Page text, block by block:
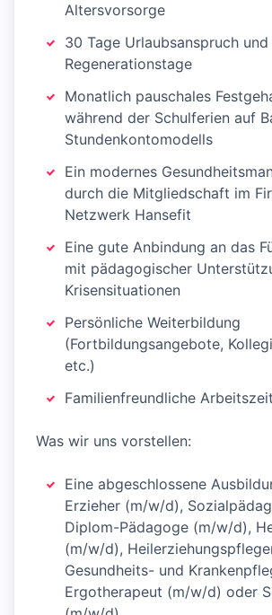
Altersvorsorge
30 Tage Urlaubsanspruch und
Regenerationstage
Monatlich pauschales
während der Schulferien auf
Stundenkontomodells
Ein modernes
durch die Mitgliedschaft im
Netzwerk Hansefit
Eine gute Anbindung an das
mit pädagogischer
Krisensituationen
Persönliche Weiterbildung
(Fortbildungsangebote,
etc.)
Familienfreundliche
Was wir uns vorstellen:
Eine abgeschlossene
Erzieher (m/w/d),
Diplom-Pädagoge (m/w/d),
(m/w/d),
Gesundheits- und
Ergotherapeut (m/w/d) oder